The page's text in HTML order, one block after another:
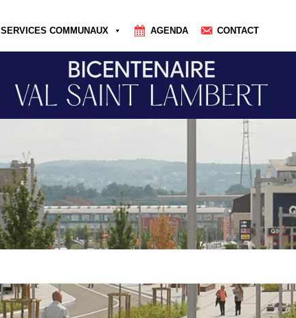
SERVICES COMMUNAUX AGENDA CONTACT